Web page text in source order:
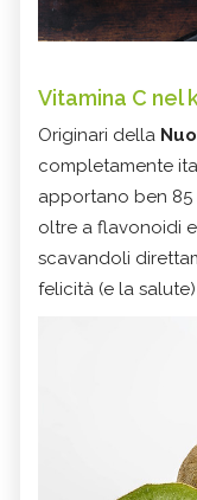
Vitamina C nel
Originari della
completamente
apportano ben 85
oltre a flavonoidi
scavandoli
felicità (e la